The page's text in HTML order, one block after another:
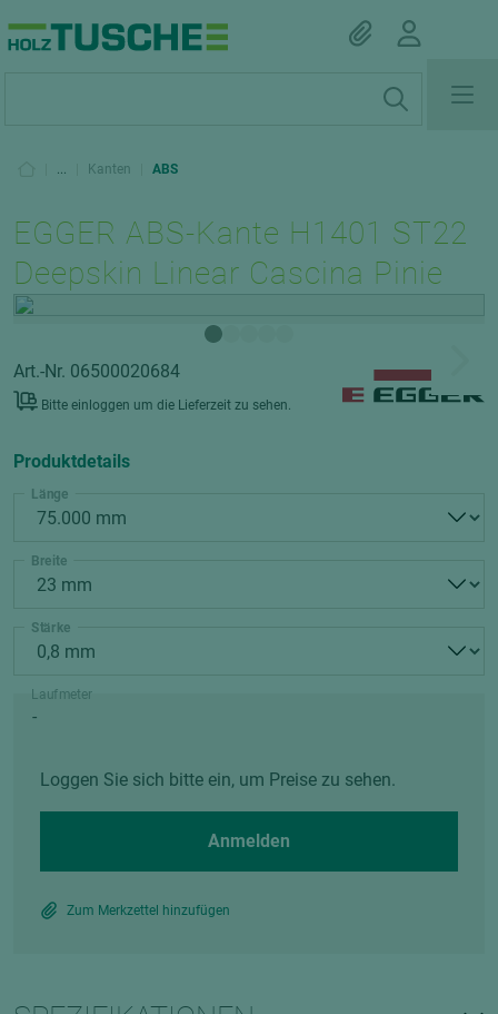
... Kanten ABS
EGGER ABS-Kante H1401 ST22
Deepskin Linear Cascina Pinie
Art.-Nr. 06500020684
Bitte einloggen um die Lieferzeit zu sehen.
Produktdetails
Länge
Breite
Stärke
Laufmeter
Loggen Sie sich bitte ein, um Preise zu sehen.
Anmelden
Zum Merkzettel hinzufügen